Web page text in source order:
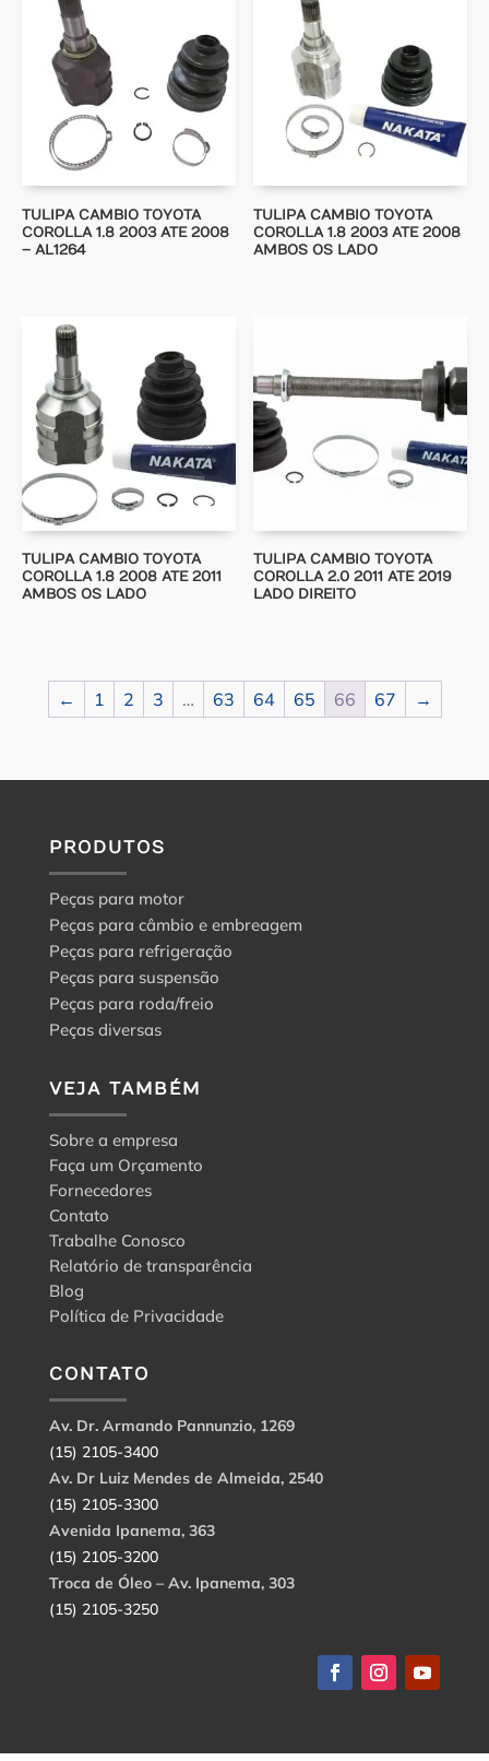
TULIPA CAMBIO TOYOTA
COROLLA 1.8 2003 ATE 2008
– AL1264
TULIPA CAMBIO TOYOTA
COROLLA 1.8 2003 ATE 2008
AMBOS OS LADO
TULIPA CAMBIO TOYOTA
COROLLA 1.8 2008 ATE 2011
AMBOS OS LADO
TULIPA CAMBIO TOYOTA
COROLLA 2.0 2011 ATE 2019
LADO DIREITO
← 1 2 3 … 63 64 65 66 67 →
PRODUTOS
Peças para motor
Peças para câmbio e embreagem
Peças para refrigeração
Peças para suspensão
Peças para roda/freio
Peças diversas
VEJA TAMBÉM
Sobre a empresa
Faça um Orçamento
Fornecedores
Contato
Trabalhe Conosco
Relatório de transparência
Blog
Política de Privacidade
CONTATO
Av. Dr. Armando Pannunzio, 1269
(15) 2105-3400
Av. Dr Luiz Mendes de Almeida, 2540
(15) 2105-3300
Avenida Ipanema, 363
(15) 2105-3200
Troca de Óleo – Av. Ipanema, 303
(15) 2105-3250